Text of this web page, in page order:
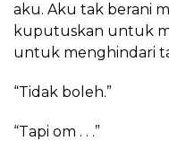
aku. Aku tak berani
kuputuskan untuk
untuk menghindari
“Tidak boleh.”
“Tapi om . . .”